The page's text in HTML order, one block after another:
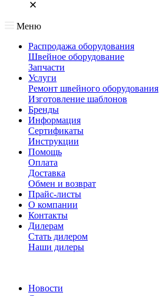
Меню
Распродажа оборудования
Швейное оборудование
Запчасти
Услуги
Ремонт швейного оборудования
Изготовление шаблонов
Бренды
Информация
Сертификаты
Инструкции
Помощь
Оплата
Доставка
Обмен и возврат
Прайс-листы
О компании
Контакты
Дилерам
Стать дилером
Наши дилеры
Новости